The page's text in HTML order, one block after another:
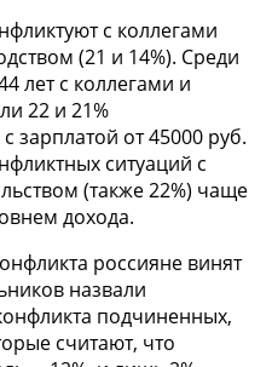
с коллегами
(21 и 14%). Среди
лет с коллегами и
22 и 21%
зарплатой от 45000 руб.
ситуаций с
(также 22%) чаще
дохода.
россияне винят
назвали
подчиненных,
считают, что